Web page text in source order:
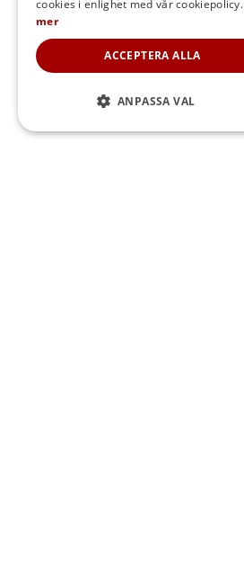
cookies i enlighet med vår cookiepolicy.
mer
ACCEPTERA ALLA
ANPASSA VAL